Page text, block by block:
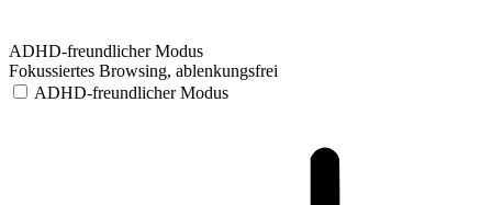
ADHD-freundlicher Modus
Fokussiertes Browsing, ablenkungsfrei
ADHD-freundlicher Modus